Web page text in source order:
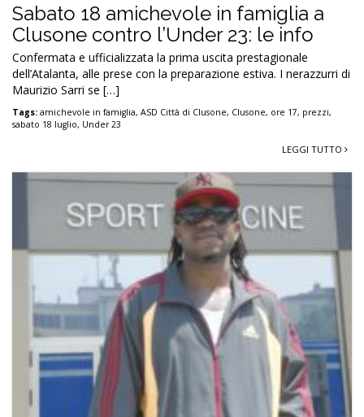
Sabato 18 amichevole in famiglia a
Clusone contro l’Under 23: le info
Confermata e ufficializzata la prima uscita prestagionale
dell’Atalanta, alle prese con la preparazione estiva. I nerazzurri di
Maurizio Sarri se […]
Tags: amichevole in famiglia, ASD Città di Clusone, Clusone, ore 17, prezzi,
sabato 18 luglio, Under 23
LEGGI TUTTO